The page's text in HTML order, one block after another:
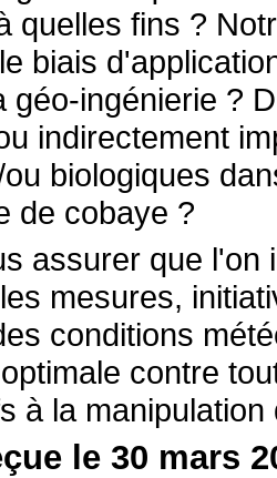
quelles fins ?
biais
géo-ingénierie ?
indirectement
biologiques
de cobaye ?
assurer que l'on
mesures,
conditions
contre
à la
le 30 mars